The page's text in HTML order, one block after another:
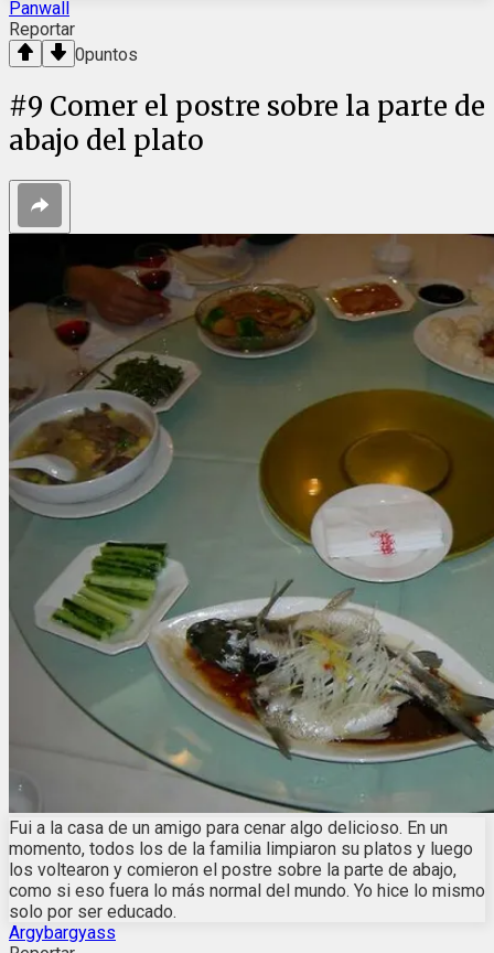
Panwall
Reportar
0puntos
#9 Comer el postre sobre la parte de
abajo del plato
Fui a la casa de un amigo para cenar algo delicioso. En un
momento, todos los de la familia limpiaron su platos y luego
los voltearon y comieron el postre sobre la parte de abajo,
como si eso fuera lo más normal del mundo. Yo hice lo mismo
solo por ser educado.
Argybargyass